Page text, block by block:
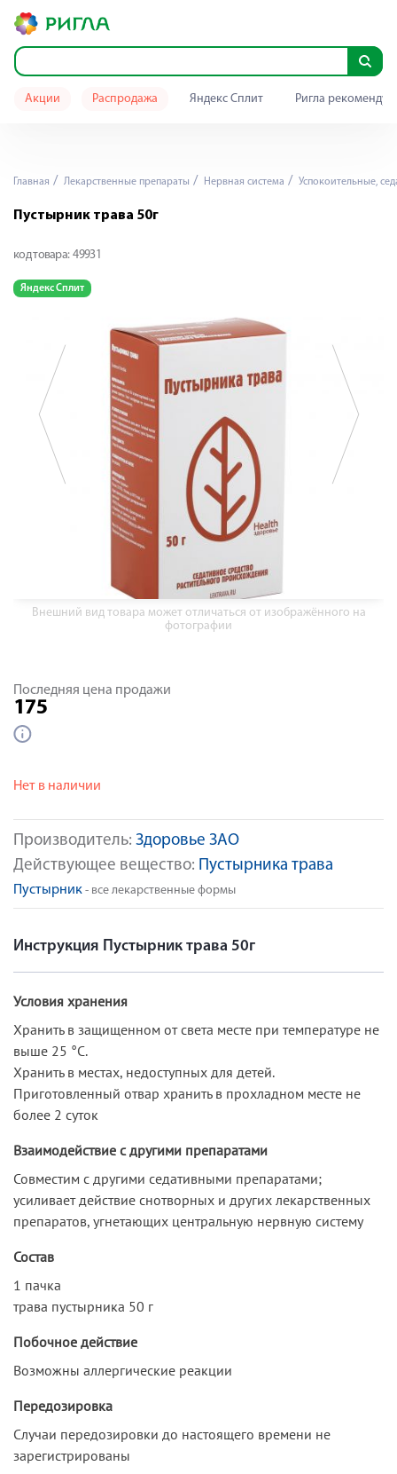
Акции Распродажа Яндекс Сплит Ригла
Главная Лекарственные препараты Нервная система Успокоительные,
Пустырник трава 50г
код товара: 49931
Яндекс Сплит
Внешний вид товара может отличаться от изображённого на
фотографии
Производитель: Здоровье ЗАО
Действующее вещество: Пустырника трава
Пустырник - все лекарственные формы
Последняя цена продажи
175
Нет в наличии
Инструкция Пустырник трава 50г
Условия хранения
Хранить в защищенном от света месте при температуре не
выше 25 °С.
Хранить в местах, недоступных для детей.
Приготовленный отвар хранить в прохладном месте не
более 2 суток
Взаимодействие с другими препаратами
Совместим с другими седативными препаратами;
усиливает действие снотворных и других лекарственных
препаратов, угнетающих центральную нервную систему
Состав
1 пачка
трава пустырника 50 г
Побочное действие
Возможны аллергические реакции
Передозировка
Случаи передозировки до настоящего времени не
зарегистрированы